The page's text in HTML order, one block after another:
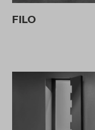
FILO